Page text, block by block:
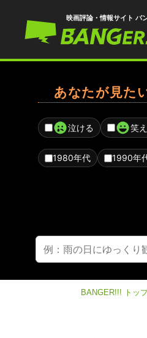
映画評論・情報サイト バ
あなたが見た
泣ける 笑
1980年代 1990年
BANGER!!! トッ